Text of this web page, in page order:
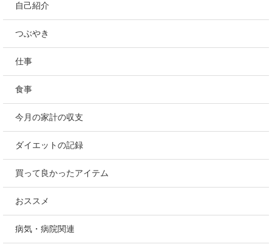
自己紹介
つぶやき
仕事
食事
今月の家計の収支
ダイエットの記録
買って良かったアイテム
おススメ
病気・病院関連